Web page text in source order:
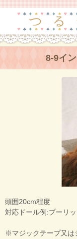
8-9イ
頭囲20cm程度
対応ドール例:プーリ
※マジックテープ又は